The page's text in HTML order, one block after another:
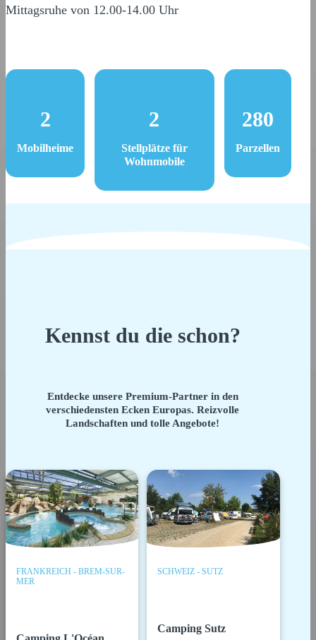
Mittagsruhe von 12.00-14.00 Uhr
2
Mobilheime
2
Stellplätze für
Wohnmobile
280
Parzellen
Kennst du die schon?
Entdecke unsere Premium-Partner in den
verschiedensten Ecken Europas. Reizvolle
Landschaften und tolle Angebote!
FRANKREICH - BREM-SUR-
MER
SCHWEIZ - SUTZ
Camping Sutz